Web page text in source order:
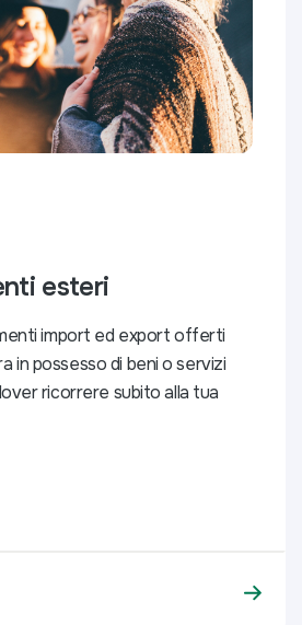
esteri
import ed export offerti
in possesso di beni o servizi
ricorrere subito alla tua